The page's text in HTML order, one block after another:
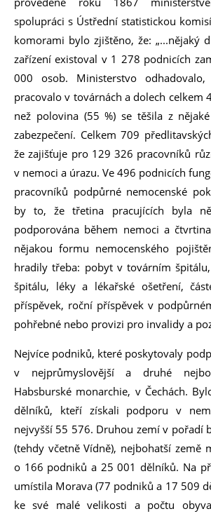
spolupráci s Ústřední statistickou
komorami bylo zjištěno, že: „...nějaký
zařízení existoval v 1 278 podnicích
000 osob. Ministerstvo
pracovalo v továrnách a dolech celkem
než polovina (55 %) se těšila z
zabezpečení. Celkem 709
že zajišťuje pro 129 326 pracovníků
v nemoci a úrazu. Ve 496 podnicích
pracovníků podpůrné nemocenské
by to, že třetina pracujících byla
podporována během nemoci a
nějakou formu nemocenského
hradily třeba: pobyt v továrním
špitálu, léky a lékařské ošetření,
příspěvek, roční příspěvek v
pohřebné nebo provizi pro invalidy a
Nejvíce podniků, které poskytovaly
v nejprůmyslovější a druhé
Habsburské monarchie, v Čechách.
dělníků, kteří získali podporu v
nejvyšší 55 576. Druhou zemí v pořadí
(tehdy včetně Vídně), nejbohatší země
o 166 podniků a 25 001 dělníků. Na
umístila Morava (77 podniků a 17 509
ke své malé velikosti a počtu